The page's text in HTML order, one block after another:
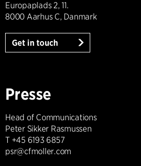
Europaplads 2, 11.
8000 Aarhus C, Danmark
Get in touch
Presse
Head of Communications
Peter Sikker Rasmussen
T +45 6193 6857
psr@cfmoller.com